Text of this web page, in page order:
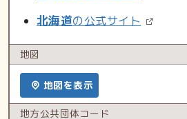
北海道の公式サイト
地図
地図を表示
地方公共団体コード